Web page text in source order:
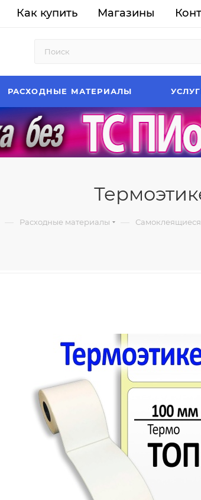
Как купить Магазины
РАСХОДНЫЕ МАТЕРИАЛЫ
— Расходные материалы — Самоклеящиеся